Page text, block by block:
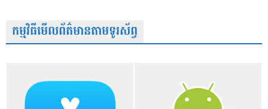
កម្មវិធីមើលព័ត៌មានតាមទូរស័ព្វ